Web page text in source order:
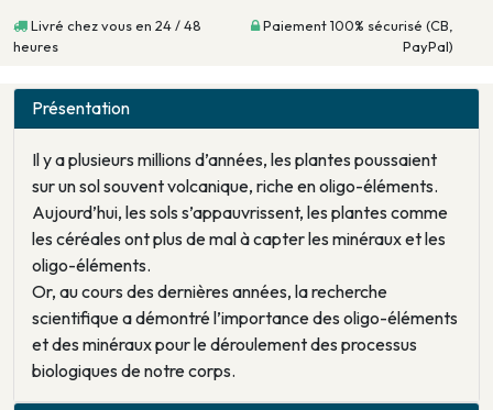
Livré chez vous en 24 / 48
heures
Paiement 100% sécurisé (CB,
PayPal)
Présentation
Il y a plusieurs millions d’années, les plantes poussaient
sur un sol souvent volcanique, riche en oligo-éléments.
Aujourd’hui, les sols s’appauvrissent, les plantes comme
les céréales ont plus de mal à capter les minéraux et les
oligo-éléments.
Or, au cours des dernières années, la recherche
scientifique a démontré l’importance des oligo-éléments
et des minéraux pour le déroulement des processus
biologiques de notre corps.